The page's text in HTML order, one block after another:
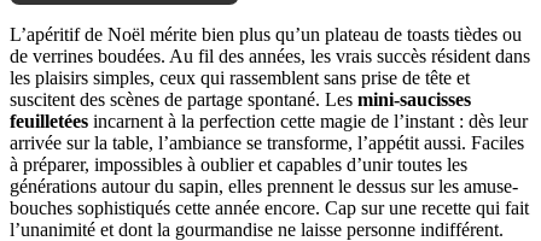
L’apéritif de Noël mérite bien plus qu’un plateau de toasts tièdes ou
de verrines boudées. Au fil des années, les vrais succès résident dans
les plaisirs simples, ceux qui rassemblent sans prise de tête et
suscitent des scènes de partage spontané. Les mini-saucisses
feuilletées incarnent à la perfection cette magie de l’instant : dès leur
arrivée sur la table, l’ambiance se transforme, l’appétit aussi. Faciles
à préparer, impossibles à oublier et capables d’unir toutes les
générations autour du sapin, elles prennent le dessus sur les amuse-
bouches sophistiqués cette année encore. Cap sur une recette qui fait
l’unanimité et dont la gourmandise ne laisse personne indifférent.